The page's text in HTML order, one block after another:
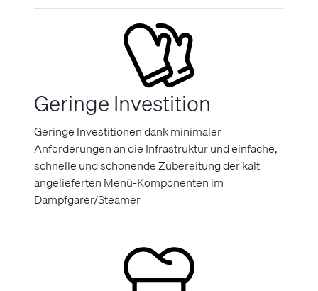
Geringe Investition
Geringe Investitionen dank minimaler
Anforderungen an die Infrastruktur und einfache,
schnelle und schonende Zubereitung der kalt
angelieferten Menü-Komponenten im
Dampfgarer/Steamer